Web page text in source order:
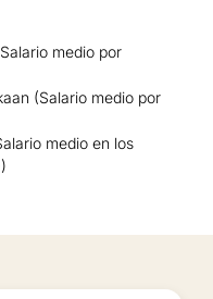
medio por
(Salario medio por
medio en los